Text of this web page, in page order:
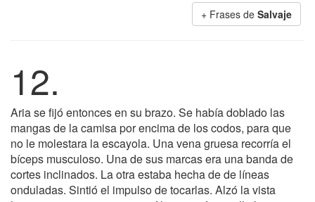
+ Frases de Salvaje
12.
Aria se fijó entonces en su brazo. Se había doblado las
mangas de la camisa por encima de los codos, para que
no le molestara la escayola. Una vena gruesa recorría el
bíceps musculoso. Una de sus marcas era una banda de
cortes inclinados. La otra estaba hecha de de líneas
onduladas. Sintió el impulso de tocarlas. Alzó la vista